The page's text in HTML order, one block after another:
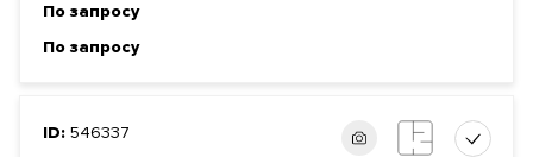
По запросу
По запросу
ID: 546337